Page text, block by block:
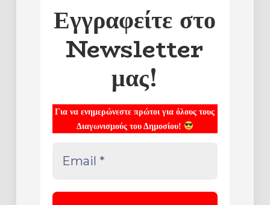
Εγγραφείτε στο
Newsletter
μας!
Για να ενημερώνεστε πρώτοι για όλους τους
Διαγωνισμούς του Δημοσίου!